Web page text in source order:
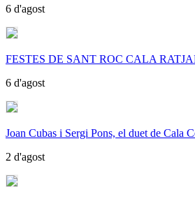
6 d'agost
FESTES DE SANT ROC CALA
6 d'agost
Joan Cubas i Sergi Pons, el duet de Cala
2 d'agost